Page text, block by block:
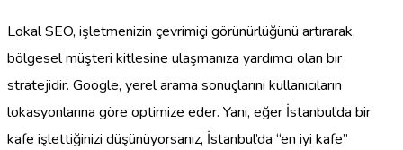
Lokal SEO, işletmenizin çevrimiçi görünürlüğünü artırarak,
bölgesel müşteri kitlesine ulaşmanıza yardımcı olan bir
stratejidir. Google, yerel arama sonuçlarını kullanıcıların
lokasyonlarına göre optimize eder. Yani, eğer İstanbul’da bir
kafe işlettiğinizi düşünüyorsanız, İstanbul’da “en iyi kafe”